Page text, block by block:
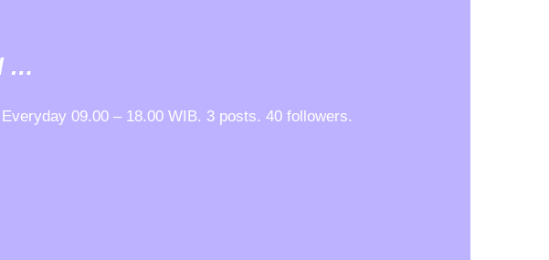
…
09.00 – 18.00 WIB. 3 posts. 40 followers.